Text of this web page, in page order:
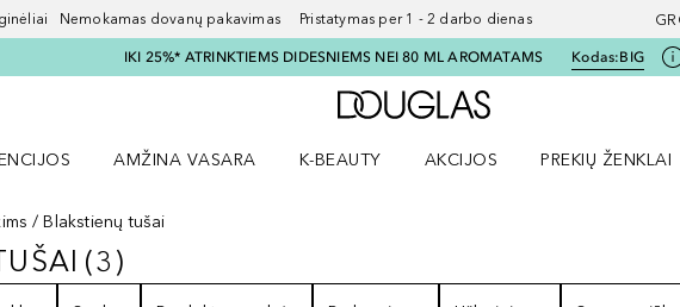
Nemokamas dovanų pakavimas Pristatymas per 1 - 2 darbo dienas
IKI 25%* ATRINKTIEMS DIDESNIEMS NEI 80 ML AROMATAMS Kodas:BIG
Į Douglas pagrindinį
AMŽINA VASARA
K-BEAUTY
AKCIJOS
PREKIŲ ŽENKLAI
Blakstienų tušai
TUŠAI3REZULTATAI
(3 )